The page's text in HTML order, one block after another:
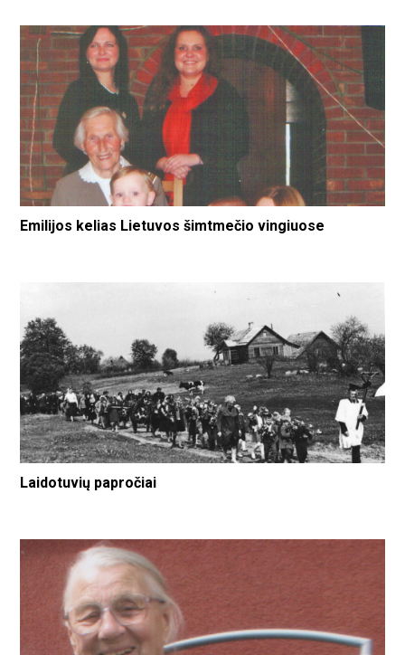
Emilijos kelias Lietuvos šimtmečio vingiuose
Laidotuvių papročiai